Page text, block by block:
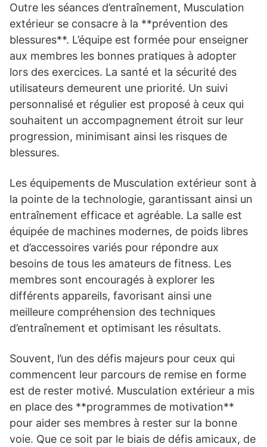
Outre les séances d’entraînement, Musculation
extérieur se consacre à la **prévention des
blessures**. L’équipe est formée pour enseigner
aux membres les bonnes pratiques à adopter
lors des exercices. La santé et la sécurité des
utilisateurs demeurent une priorité. Un suivi
personnalisé et régulier est proposé à ceux qui
souhaitent un accompagnement étroit sur leur
progression, minimisant ainsi les risques de
blessures.
Les équipements de Musculation extérieur sont à
la pointe de la technologie, garantissant ainsi un
entraînement efficace et agréable. La salle est
équipée de machines modernes, de poids libres
et d’accessoires variés pour répondre aux
besoins de tous les amateurs de fitness. Les
membres sont encouragés à explorer les
différents appareils, favorisant ainsi une
meilleure compréhension des techniques
d’entraînement et optimisant les résultats.
Souvent, l’un des défis majeurs pour ceux qui
commencent leur parcours de remise en forme
est de rester motivé. Musculation extérieur a mis
en place des **programmes de motivation**
pour aider ses membres à rester sur la bonne
voie. Que ce soit par le biais de défis amicaux, de